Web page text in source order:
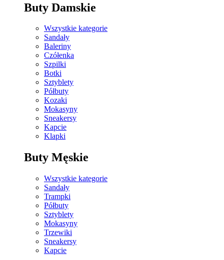
Buty Damskie
Wszystkie kategorie
Sandały
Baleriny
Czółenka
Szpilki
Botki
Sztyblety
Półbuty
Kozaki
Mokasyny
Sneakersy
Kapcie
Klapki
Buty Męskie
Wszystkie kategorie
Sandały
Trampki
Półbuty
Sztyblety
Mokasyny
Trzewiki
Sneakersy
Kapcie